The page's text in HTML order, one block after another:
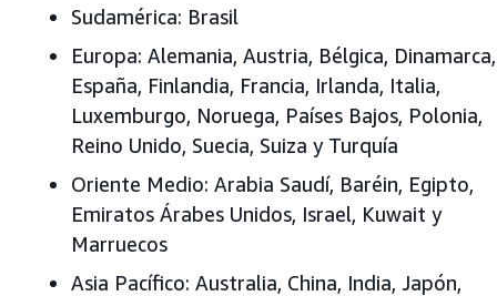
Sudamérica: Brasil
Europa: Alemania, Austria, Bélgica, Dinamarca,
España, Finlandia, Francia, Irlanda, Italia,
Luxemburgo, Noruega, Países Bajos, Polonia,
Reino Unido, Suecia, Suiza y Turquía
Oriente Medio: Arabia Saudí, Baréin, Egipto,
Emiratos Árabes Unidos, Israel, Kuwait y
Marruecos
Asia Pacífico: Australia, China, India, Japón,